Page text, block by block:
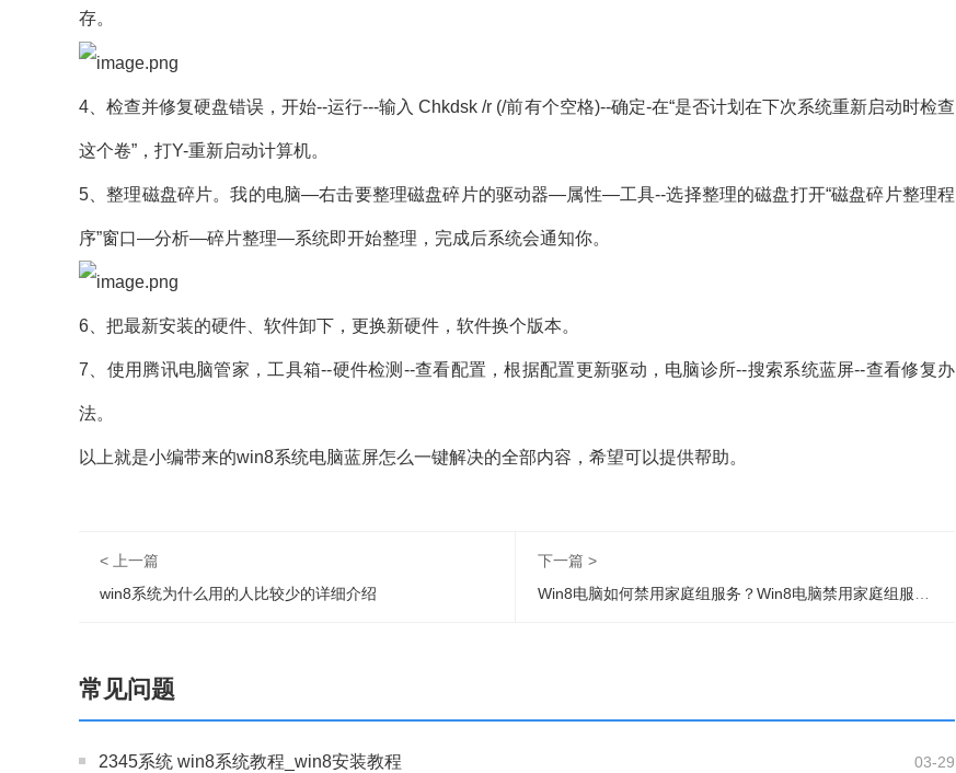
存。
4、检查并修复硬盘错误，开始--运行---输入 Chkdsk /r (/前有个空格)--确定-在“是否计划在下次系统重新启动时检查
这个卷”，打Y-重新启动计算机。
5、整理磁盘碎片。我的电脑—右击要整理磁盘碎片的驱动器—属性—工具--选择整理的磁盘打开“磁盘碎片整理程
序”窗口—分析—碎片整理—系统即开始整理，完成后系统会通知你。
6、把最新安装的硬件、软件卸下，更换新硬件，软件换个版本。
7、使用腾讯电脑管家，工具箱--硬件检测--查看配置，根据配置更新驱动，电脑诊所--搜索系统蓝屏--查看修复办
法。
以上就是小编带来的win8系统电脑蓝屏怎么一键解决的全部内容，希望可以提供帮助。
< 上一篇
win8系统为什么用的人比较少的详细介绍
下一篇 >
Win8电脑如何禁用家庭组服务？Win8电脑禁用家庭组服务操作步骤
常见问题
03-29
2345系统 win8系统教程_win8安装教程